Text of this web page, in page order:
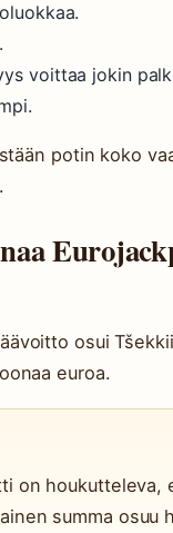
voittaa jokin
potin koko
osui
euroa.
on houkutteleva,
summa osuu